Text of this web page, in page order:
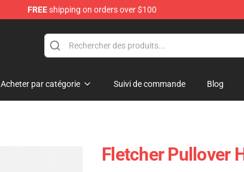
FREEshipping on orders over $100
Acheter par catégorie Suivi de commande Blog
Fletcher Pullover